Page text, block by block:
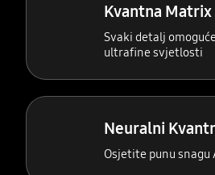
Kvantna
Svaki detalj
ultrafine svjetlosti
Neuralni
Osjetite punu snagu